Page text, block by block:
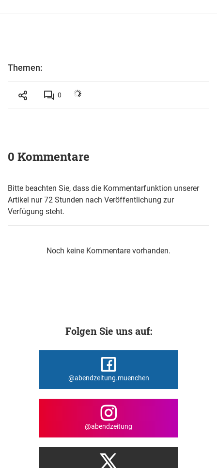
Themen:
0
0 Kommentare
Bitte beachten Sie, dass die Kommentarfunktion unserer
Artikel nur 72 Stunden nach Veröffentlichung zur
Verfügung steht.
Noch keine Kommentare vorhanden.
Folgen Sie uns auf:
@abendzeitung.muenchen
@abendzeitung